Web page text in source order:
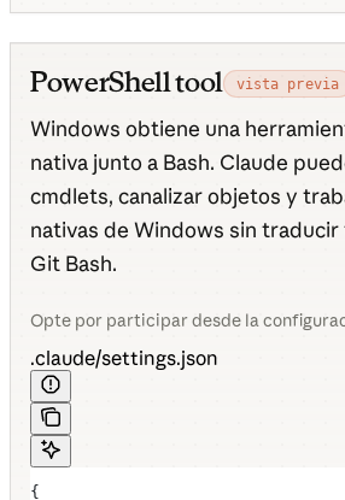
PowerShell tool vista previa
Windows obtiene una
nativa junto a Bash. Claude
cmdlets, canalizar objetos y
nativas de Windows sin
Git Bash.
Opte por participar desde la
.claude/settings.json
{